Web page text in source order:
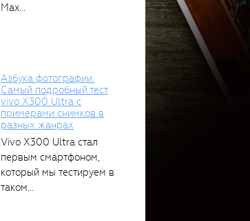
Max...
Азбука фотографии.
Самый подробный тест
vivo X300 Ultra с
примерами снимков в
разных жанрах
Vivo X300 Ultra стал
первым смартфоном,
который мы тестируем в
таком...